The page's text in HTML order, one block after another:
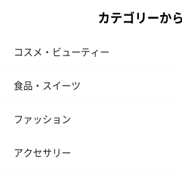
カテゴリーか
コスメ・ビューティー
食品・スイーツ
ファッション
アクセサリー